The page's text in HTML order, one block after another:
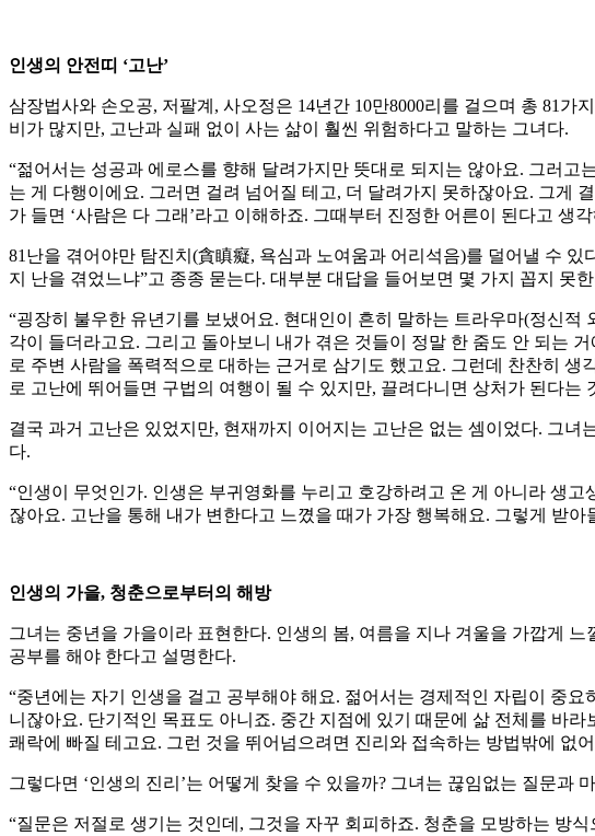
인생의 안전띠 ‘고난’
삼장법사와 손오공, 저팔계, 사오정은 14년간 10만8000리를 걸으며 총 81
비가 많지만, 고난과 실패 없이 사는 삶이 훨씬 위험하다고 말하는 그녀다.
“젊어서는 성공과 에로스를 향해 달려가지만 뜻대로 되지는 않아요. 그러고
는 게 다행이에요. 그러면 걸려 넘어질 테고, 더 달려가지 못하잖아요. 그게
가 들면 ‘사람은 다 그래’라고 이해하죠. 그때부터 진정한 어른이 된다고 생
81난을 겪어야만 탐진치(貪瞋癡, 욕심과 노여움과 어리석음)를 덜어낼 수
지 난을 겪었느냐”고 종종 묻는다. 대부분 대답을 들어보면 몇 가지 꼽지 못
“굉장히 불우한 유년기를 보냈어요. 현대인이 흔히 말하는 트라우마(정신적
각이 들더라고요. 그리고 돌아보니 내가 겪은 것들이 정말 한 줌도 안 되는
로 주변 사람을 폭력적으로 대하는 근거로 삼기도 했고요. 그런데 찬찬히
로 고난에 뛰어들면 구법의 여행이 될 수 있지만, 끌려다니면 상처가 된다는
결국 과거 고난은 있었지만, 현재까지 이어지는 고난은 없는 셈이었다. 그
다.
“인생이 무엇인가. 인생은 부귀영화를 누리고 호강하려고 온 게 아니라 생
잖아요. 고난을 통해 내가 변한다고 느꼈을 때가 가장 행복해요. 그렇게 받
인생의 가을, 청춘으로부터의 해방
그녀는 중년을 가을이라 표현한다. 인생의 봄, 여름을 지나 겨울을 가깝게
공부를 해야 한다고 설명한다.
“중년에는 자기 인생을 걸고 공부해야 해요. 젊어서는 경제적인 자립이 중
니잖아요. 단기적인 목표도 아니죠. 중간 지점에 있기 때문에 삶 전체를 바
쾌락에 빠질 테고요. 그런 것을 뛰어넘으려면 진리와 접속하는 방법밖에 없
그렇다면 ‘인생의 진리’는 어떻게 찾을 수 있을까? 그녀는 끊임없는 질문과
“질문은 저절로 생기는 것인데, 그것을 자꾸 회피하죠. 청춘을 모방하는 방